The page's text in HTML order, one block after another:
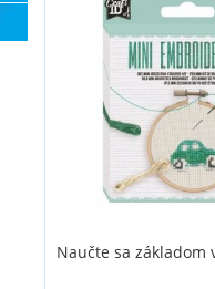
Naučte sa základom